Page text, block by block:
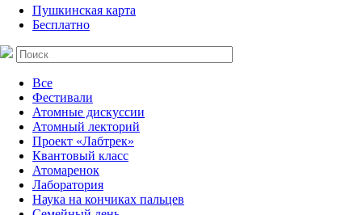
Пушкинская карта
Бесплатно
Все
Фестивали
Атомные дискуссии
Атомный лекторий
Проект «Лабтрек»
Квантовый класс
Атомаренок
Лаборатория
Наука на кончиках пальцев